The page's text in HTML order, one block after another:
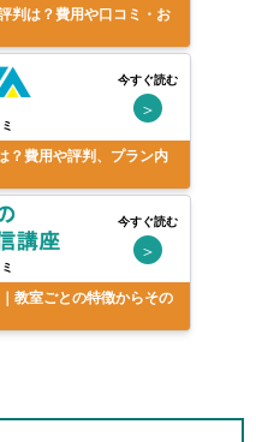
判は？費用や口コミ・お
今すぐ読む
＞
？費用や評判、プラン内
今すぐ読む
＞
教室ごとの特徴からその